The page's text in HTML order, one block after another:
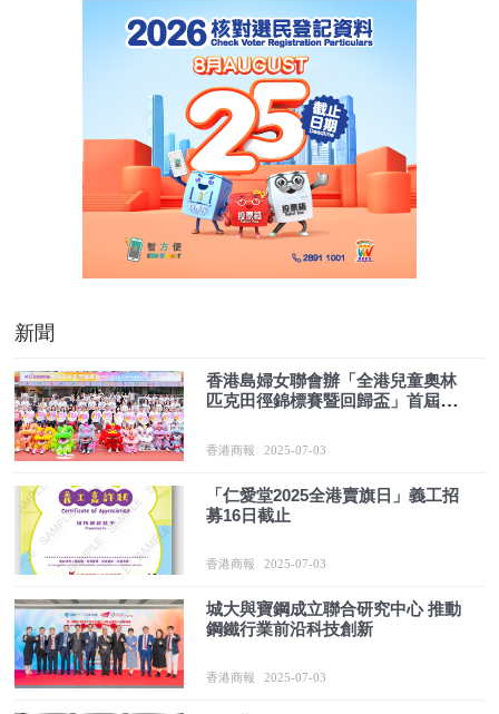
新聞
香港島婦女聯會辦「全港兒童奧林
匹克田徑錦標賽暨回歸盃」首屆親
香港商報 2025-07-03
「仁愛堂2025全港賣旗日」義工招
募16日截止
香港商報 2025-07-03
城大與寶鋼成立聯合研究中心 推動
鋼鐵行業前沿科技創新
香港商報 2025-07-03